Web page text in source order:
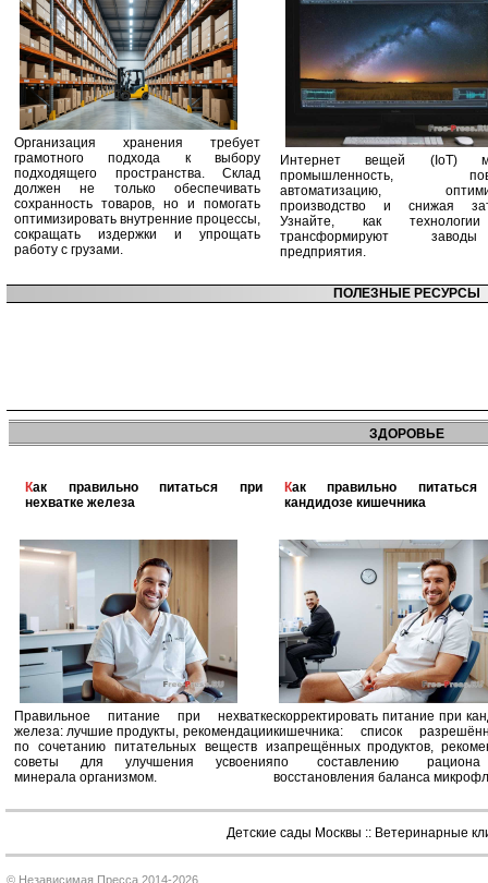
Организация хранения требует
грамотного подхода к выбору
подходящего пространства. Склад
должен не только обеспечивать
сохранность товаров, но и помогать
оптимизировать внутренние процессы,
сокращать издержки и упрощать
работу с грузами.
Интернет вещей (IoT)
промышленность,
автоматизацию,
производство и снижая
Узнайте, как
трансформируют
предприятия.
ПОЛЕЗНЫЕ РЕСУРСЫ
ЗДОРОВЬЕ
Как правильно питаться при
нехватке железа
Правильное питание при нехватке
железа: лучшие продукты, рекомендации
по сочетанию питательных веществ и
советы для улучшения усвоения
минерала организмом.
Как правильно питаться при
кандидозе кишечника
скорректировать питание при
кишечника: список
запрещённых продуктов,
по составлению
восстановления баланса
Детские сады Москвы :: Ветеринарные
© Независимая Пресса 2014-2026